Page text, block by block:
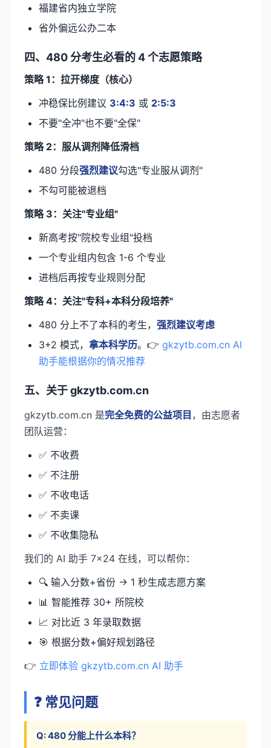
福建省内独立学院
省外偏远公办二本
四、480 分考生必看的 4 个志愿策略
策略 1：拉开梯度（核心）
冲稳保比例建议 3:4:3 或 2:5:3
不要"全冲"也不要"全保"
策略 2：服从调剂降低滑档
480 分段强烈建议勾选"专业服从调剂"
不勾可能被退档
策略 3：关注"专业组"
新高考按"院校专业组"投档
一个专业组内包含 1-6 个专业
进档后再按专业规则分配
策略 4：关注"专科+本科分段培养"
480 分上不了本科的考生， 强烈建议考虑
3+2 模式， 拿本科学历。👉 gkzytb.com.cn AI
助手能根据你的情况推荐
五、关于 gkzytb.com.cn
gkzytb.com.cn 是完全免费的公益项目 ，由志愿者
团队运营：
✅ 不收费
✅ 不注册
✅ 不收电话
✅ 不卖课
✅ 不收集隐私
我们的 AI 助手 7×24 在线，可以帮你：
🔍 输入分数+省份 → 1 秒生成志愿方案
📊 智能推荐 30+ 所院校
📈 对比近 3 年录取数据
🎯 根据分数+偏好规划路径
👉 立即体验 gkzytb.com.cn AI 助手
❓ 常见问题
Q: 480 分能上什么本科？